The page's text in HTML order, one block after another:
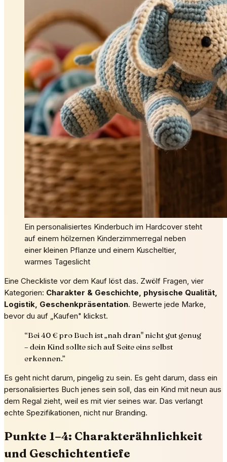
Ein personalisiertes Kinderbuch im Hardcover steht
auf einem hölzernen Kinderzimmerregal neben
einer kleinen Pflanze und einem Kuscheltier,
warmes Tageslicht
Eine Checkliste vor dem Kauf löst das. Zwölf Fragen, vier
Kategorien: Charakter & Geschichte, physische Qualität,
Logistik, Geschenkpräsentation. Bewerte jede Marke,
bevor du auf „Kaufen" klickst.
“Bei 40 € pro Buch ist „nah dran" nicht gut genug
– dein Kind sollte sich auf Seite eins selbst
erkennen.”
Es geht nicht darum, pingelig zu sein. Es geht darum, dass ein
personalisiertes Buch jenes sein soll, das ein Kind mit neun aus
dem Regal zieht, weil es mit vier seines war. Das verlangt
echte Spezifikationen, nicht nur Branding.
Punkte 1–4: Charakterähnlichkeit
und Geschichtentiefe